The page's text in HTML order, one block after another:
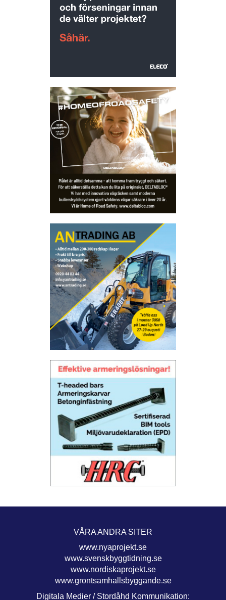
VÅRA ANDRA SITER
www.nyaprojekt.se
www.svenskbyggtidning.se
www.nordiskaprojekt.se
www.grontsamhallsbyggande.se
Digitala Medier / Stordåhd Kommunikation: